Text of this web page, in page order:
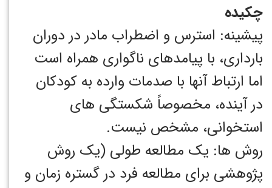
چکیده
پیشینه: استرس و اضطراب مادر در دوران
بارداری، با پیامدهای ناگواری همراه است
اما ارتباط آنها با صدمات وارده به کودکان
در آینده، مخصوصاً شکستگی های
استخوانی، مشخص نیست.
روش ها: یک مطالعه طولی (یک روش
پژوهشی برای مطالعه فرد در گستره زمان و